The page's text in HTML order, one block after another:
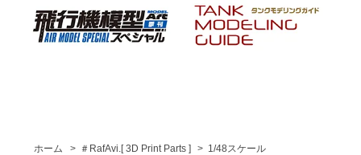
ホーム > ＃RafAvi.[ 3D Print Parts ] > 1/48スケール